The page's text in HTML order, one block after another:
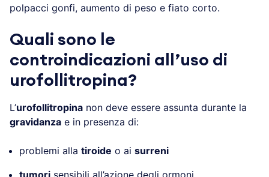
polpacci gonfi, aumento di peso e fiato corto.
Quali sono le
controindicazioni all’uso di
urofollitropina?
L’urofollitropina non deve essere assunta durante la
gravidanza e in presenza di:
problemi alla tiroide o ai surreni
tumori sensibili all’azione degli ormoni